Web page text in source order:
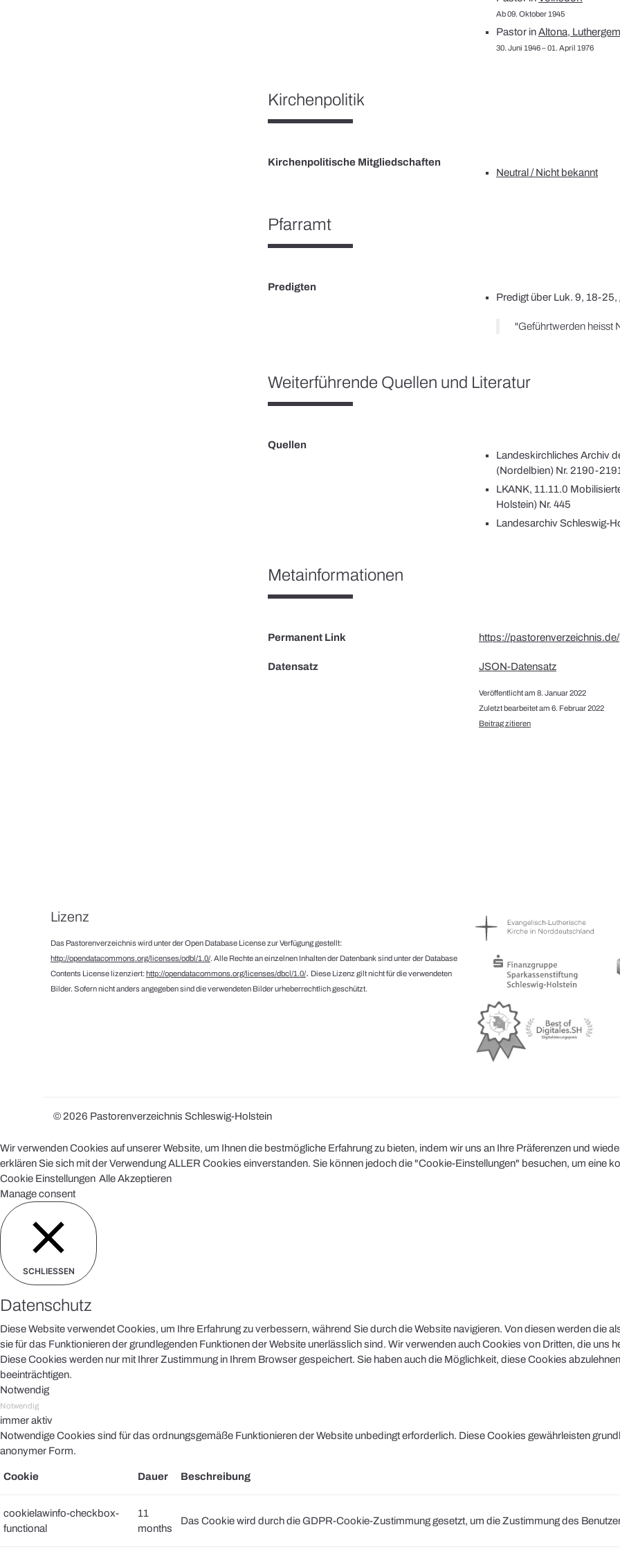
Ab 09. Oktober 1945
Pastor inAltona,
30. Juni 1946 – 01. April 1976
Kirchenpolitik
Kirchenpolitische Mitgliedschaften
Neutral / Nicht bekannt
Pfarramt
Predigten
Predigt über Luk. 9, 18-
Weiterführende Quellen und Literatur
Quellen
Landeskirchliches Archiv
(Nordelbien) Nr. 2190-
LKANK, 11.11.0
Holstein) Nr. 445
Landesarchiv Schleswig-
Metainformationen
Permanent Link https://
Datensatz JSON-Datensatz
Veröffentlicht am 8. Januar 2022
Zuletzt bearbeitet am 6. Februar 2022
Beitrag zitieren
Lizenz
Das Pastorenverzeichnis wird unter der Open Database License zur Verfügung gestellt:
http://opendatacommons.org/licenses/odbl/1.0/. Alle Rechte an einzelnen Inhalten der Datenbank sind unter der Database
Contents License lizenziert:http://opendatacommons.org/licenses/dbcl/1.0/. Diese Lizenz gilt nicht für die verwendeten
Bilder. Sofern nicht anders angegeben sind die verwendeten Bilder urheberrechtlich geschützt.
© 2026 Pastorenverzeichnis Schleswig-Holstein
Wir verwenden Cookies auf unserer Website, um Ihnen die bestmögliche Erfahrung zu bieten, indem wir uns an Ihre Präferenzen und
erklären Sie sich mit der Verwendung ALLER Cookies einverstanden. Sie können jedoch die "Cookie-Einstellungen" besuchen, um eine
Cookie Einstellungen Alle Akzeptieren
Manage consent
SCHLIESSEN
Datenschutz
Diese Website verwendet Cookies, um Ihre Erfahrung zu verbessern, während Sie durch die Website navigieren. Von diesen werden die
sie für das Funktionieren der grundlegenden Funktionen der Website unerlässlich sind. Wir verwenden auch Cookies von Dritten, die uns
Diese Cookies werden nur mit Ihrer Zustimmung in Ihrem Browser gespeichert. Sie haben auch die Möglichkeit, diese Cookies
beeinträchtigen.
Notwendig
Notwendig
immer aktiv
Notwendige Cookies sind für das ordnungsgemäße Funktionieren der Website unbedingt erforderlich. Diese Cookies gewährleisten
anonymer Form.
Cookie Dauer Beschreibung
cookielawinfo-checkbox-
functional
11
months
Das Cookie wird durch die GDPR-Cookie-Zustimmung gesetzt, um die Zustimmung des